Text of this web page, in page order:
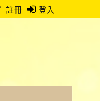
註冊 登入